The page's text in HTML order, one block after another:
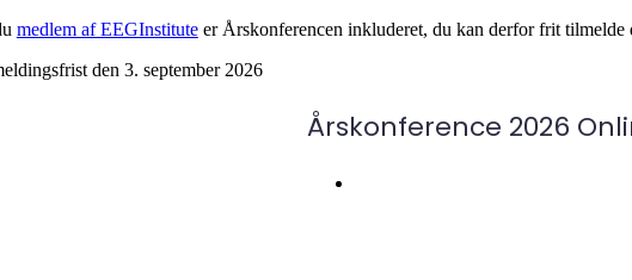
medlem af EEGInstituteer Årskonferencen inkluderet, du kan derfor frit tilmelde
den 3. september 2026
Årskonference 2026